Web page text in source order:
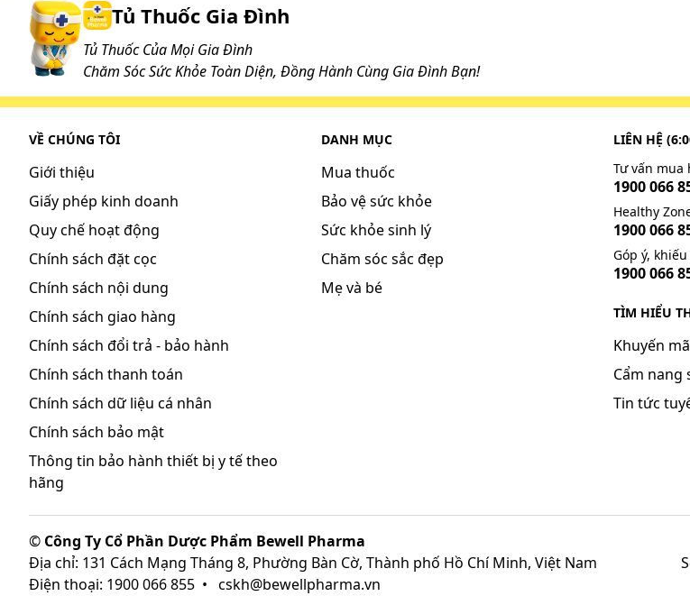
Tủ Thuốc Gia Đình
Tủ Thuốc Của Mọi Gia Đình
Chăm Sóc Sức Khỏe Toàn Diện, Đồng Hành Cùng Gia Đình Bạn!
VỀ CHÚNG TÔI
Giới thiệu
Giấy phép kinh doanh
Quy chế hoạt động
Chính sách đặt cọc
Chính sách nội dung
Chính sách giao hàng
Chính sách đổi trả - bảo hành
Chính sách thanh toán
Chính sách dữ liệu cá nhân
Chính sách bảo mật
Thông tin bảo hành thiết bị y tế theo
hãng
DANH MỤC
Mua thuốc
Bảo vệ sức khỏe
Sức khỏe sinh lý
Chăm sóc sắc đẹp
Mẹ và bé
LIÊN HỆ
Tư vấn mua
1900 066
Healthy
1900 066
Góp ý,
1900 066
TÌM HIỂU
Khuyến
Cẩm nang
Tin tức
© Công Ty Cổ Phần Dược Phẩm Bewell Pharma
Địa chỉ: 131 Cách Mạng Tháng 8, Phường Bàn Cờ, Thành phố Hồ Chí Minh, Việt Nam
Điện thoại: 1900 066 855 • cskh@bewellpharma.vn